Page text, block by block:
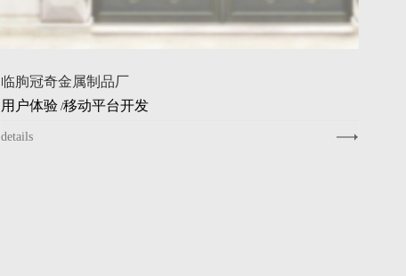
临朐冠奇金属制品厂
用户体验 /移动平台开发
details